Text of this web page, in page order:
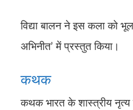
विद्या बालन ने इस कला को
अभिनीत’ में प्रस्तुत किया।
कथक
कथक भारत के शास्त्रीय